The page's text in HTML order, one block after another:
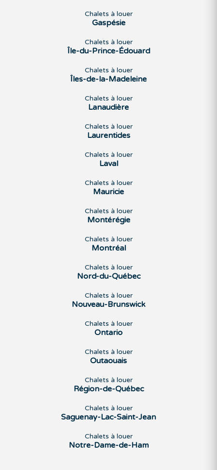
Chalets à louer
Gaspésie
Chalets à louer
Île-du-Prince-Édouard
Chalets à louer
Îles-de-la-Madeleine
Chalets à louer
Lanaudière
Chalets à louer
Laurentides
Chalets à louer
Laval
Chalets à louer
Mauricie
Chalets à louer
Montérégie
Chalets à louer
Montréal
Chalets à louer
Nord-du-Québec
Chalets à louer
Nouveau-Brunswick
Chalets à louer
Ontario
Chalets à louer
Outaouais
Chalets à louer
Région-de-Québec
Chalets à louer
Saguenay-Lac-Saint-Jean
Chalets à louer
Notre-Dame-de-Ham